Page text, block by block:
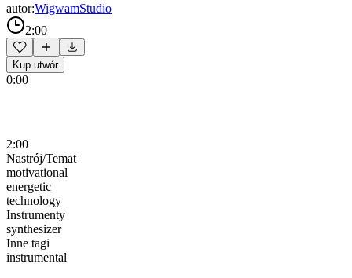
autor:WigwamStudio
2:00
Kup utwór
0:00
2:00
Nastrój/Temat
motivational
energetic
technology
Instrumenty
synthesizer
Inne tagi
instrumental